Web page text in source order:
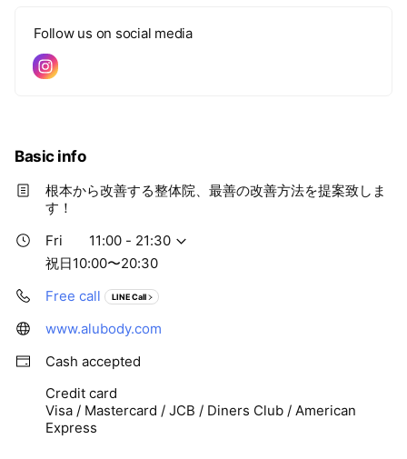
Follow us on social media
Basic info
根本から改善する整体院、最善の改善方法を提案致しま
す！
Fri
11:00 - 21:30
祝日10:00〜20:30
Free call
LINE Call
www.alubody.com
Cash accepted
Credit card
Visa / Mastercard / JCB / Diners Club / American
Express